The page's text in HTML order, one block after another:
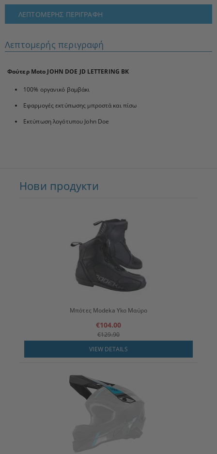
ΛΕΠΤΟΜΕΡΉΣ ΠΕΡΙΓΡΑΦΉ
Λεπτομερής περιγραφή
Φούτερ Moto JOHN DOE JD LETTERING BK
100% οργανικό βαμβάκι
Εφαρμογές εκτύπωσης μπροστά και πίσω
Εκτύπωση λογότυπου John Doe
Нови продукти
Μπότες Modeka Yko Μαύρο
€104.00
€129.90
VIEW DETAILS